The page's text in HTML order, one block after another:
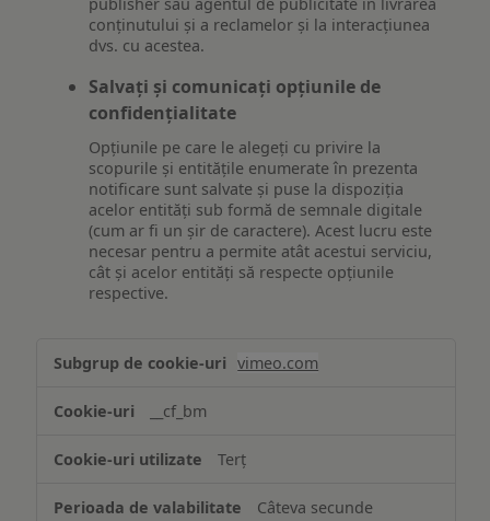
conținutului și a reclamelor și la interacțiunea
dvs. cu acestea.
Salvați și comunicați opțiunile de
confidențialitate
Opțiunile pe care le alegeți cu privire la
scopurile și entitățile enumerate în prezenta
notificare sunt salvate și puse la dispoziția
acelor entități sub formă de semnale digitale
(cum ar fi un șir de caractere). Acest lucru este
necesar pentru a permite atât acestui serviciu,
cât și acelor entități să respecte opțiunile
respective.
funcționalităților
ului
vimeo.com
__cf_bm
Terț
Câteva secunde